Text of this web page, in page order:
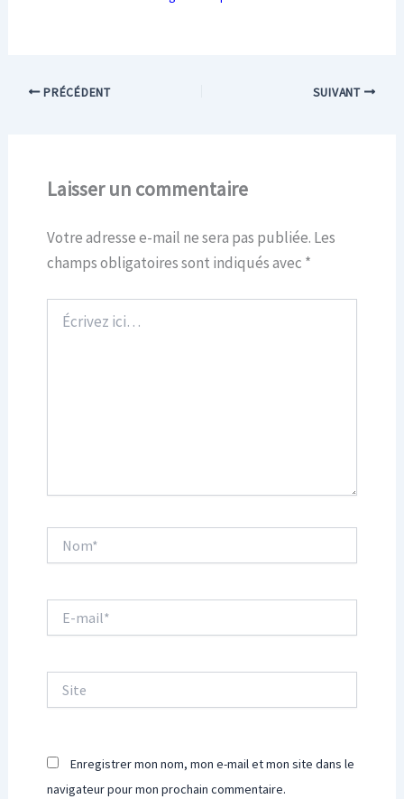
PRÉCÉDENT SUIVANT
Laisser un commentaire
Votre adresse e-mail ne sera pas publiée. Les
champs obligatoires sont indiqués avec *
ici…
mail*
Enregistrer mon nom, mon e-mail et mon site dans le
navigateur pour mon prochain commentaire.